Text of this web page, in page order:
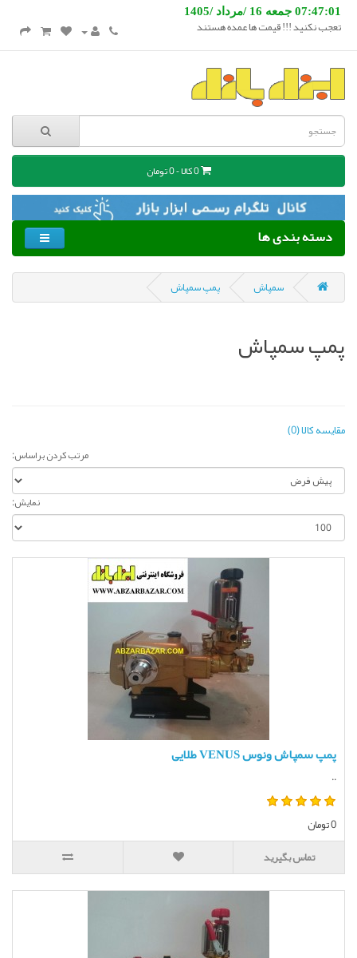
07:47:01 جمعه 16 /مرداد /1405
تعجب نکنید !!! قیمت ها عمده هستند
0 کالا - 0 تومان
دسته بندی ها
سمپاش پمپ سمپاش
پمپ سمپاش
مقایسه کالا (0)
مرتب کردن براساس:
نمایش:
پمپ سمپاش ونوس VENUS طلایی
..
0 تومان
تماس بگیرید